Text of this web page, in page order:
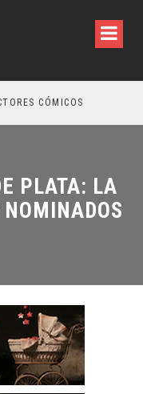
CÓMICOS
PLATA: LA